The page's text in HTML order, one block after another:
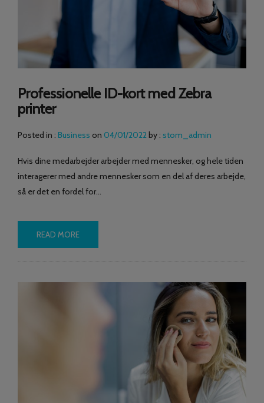
Professionelle ID-kort med Zebra
printer
Posted in : Business on 04/01/2022by : stom_admin
Hvis dine medarbejder arbejder med mennesker, og hele tiden
interagerer med andre mennesker som en del af deres arbejde,
så er det en fordel for…
READ MORE